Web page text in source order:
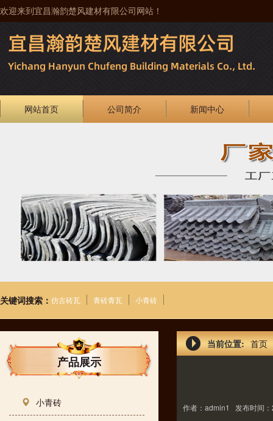
欢迎来到宜昌瀚韵楚风建材有限公司网站！
网站首页 公司简介 新闻中心
关键词搜索： 仿古砖瓦 青砖青瓦 小青砖
产品展示
小青砖
当前位置: 首页
作者：admin1 发布时间